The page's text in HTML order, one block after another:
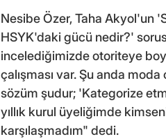
Nesibe Özer, Taha Akyol'un
HSYK'daki gücü nedir?'
incelediğimizde otoriteye
çalışması var. Şu anda
sözüm şudur; 'Kategorize
yıllık kurul üyeliğimde
karşılaşmadım" dedi.